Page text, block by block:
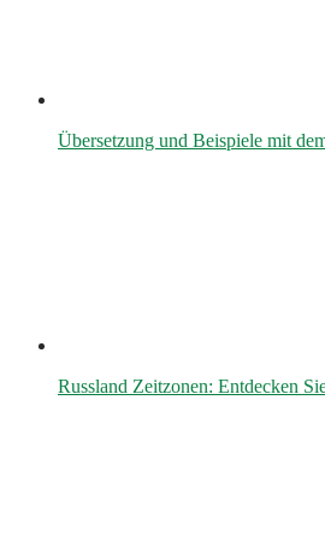
Übersetzung und Beispiele mit
Russland Zeitzonen: Entdecken